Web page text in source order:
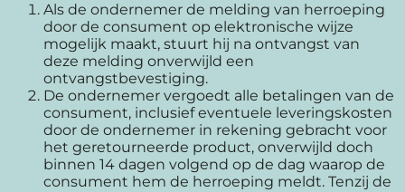
Als de ondernemer de melding van herroeping
door de consument op elektronische wijze
mogelijk maakt, stuurt hij na ontvangst van
deze melding onverwijld een
ontvangstbevestiging.
De ondernemer vergoedt alle betalingen van de
consument, inclusief eventuele leveringskosten
door de ondernemer in rekening gebracht voor
het geretourneerde product, onverwijld doch
binnen 14 dagen volgend op de dag waarop de
consument hem de herroeping meldt. Tenzij de